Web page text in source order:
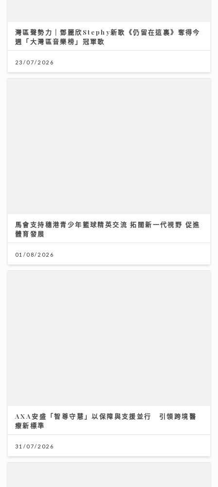
灣區聲勢力｜鄧麗欣Stephy新歌《仍留在這裏》奪得今
週「大灣區音樂榜」冠軍歌
23/07/2026
馬會支持穗港青少年籃球精英交流 拓闊新一代視野 促進
體育發展
01/08/2026
AXA安盛「智尊守慧」以保障與支援並行 引領跨境醫
療新標準
31/07/2026